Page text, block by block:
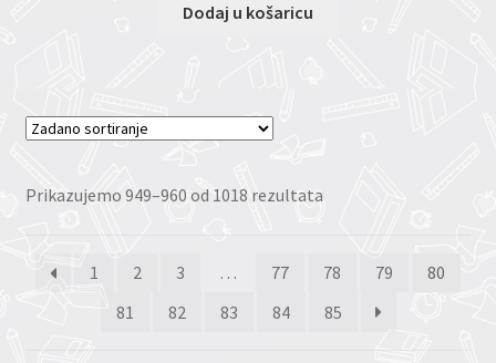
Dodaj u košaricu
Prikazujemo 949–960 od 1018 rezultata
1 2 3 … 77 78 79
80
81
82 83 84 85